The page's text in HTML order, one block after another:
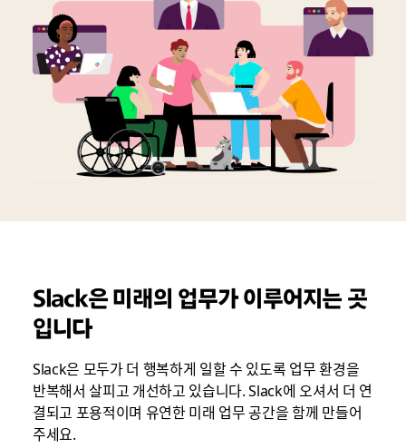
Slack은 미래의 업무가 이루어지는 곳
입니다
Slack은 모두가 더 행복하게 일할 수 있도록 업무 환경을
반복해서 살피고 개선하고 있습니다. Slack에 오셔서 더 연
결되고 포용적이며 유연한 미래 업무 공간을 함께 만들어
주세요.